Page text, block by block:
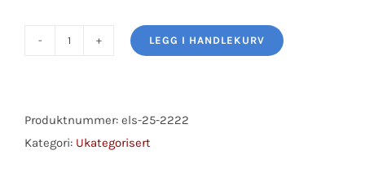
NUBRIA
antall
LEGG I HANDLEKURV
Produktnummer: els-25-2222
Kategori: Ukategorisert